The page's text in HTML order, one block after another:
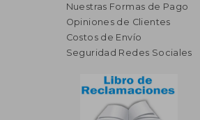
Nuestras Formas de Pago
Opiniones de Clientes
Costos de Envío
Seguridad Redes Sociales